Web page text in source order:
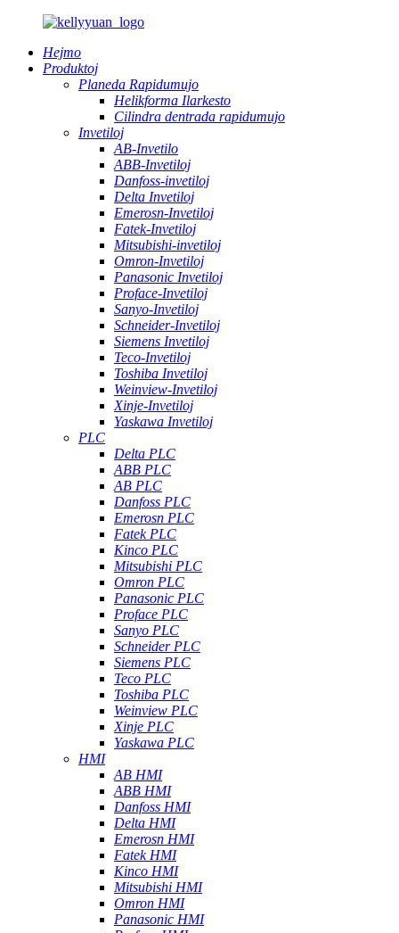
Hejmo
Produktoj
Planeda Rapidumujo
Helikforma Ilarkesto
Cilindra dentrada rapidumujo
Invetiloj
AB-Invetilo
ABB-Invetiloj
Danfoss-invetiloj
Delta Invetiloj
Emerosn-Invetiloj
Fatek-Invetiloj
Mitsubishi-invetiloj
Omron-Invetiloj
Panasonic Invetiloj
Proface-Invetiloj
Sanyo-Invetiloj
Schneider-Invetiloj
Siemens Invetiloj
Teco-Invetiloj
Toshiba Invetiloj
Weinview-Invetiloj
Xinje-Invetiloj
Yaskawa Invetiloj
PLC
Delta PLC
ABB PLC
AB PLC
Danfoss PLC
Emerosn PLC
Fatek PLC
Kinco PLC
Mitsubishi PLC
Omron PLC
Panasonic PLC
Proface PLC
Sanyo PLC
Schneider PLC
Siemens PLC
Teco PLC
Toshiba PLC
Weinview PLC
Xinje PLC
Yaskawa PLC
HMI
AB HMI
ABB HMI
Danfoss HMI
Delta HMI
Emerosn HMI
Fatek HMI
Kinco HMI
Mitsubishi HMI
Omron HMI
Panasonic HMI